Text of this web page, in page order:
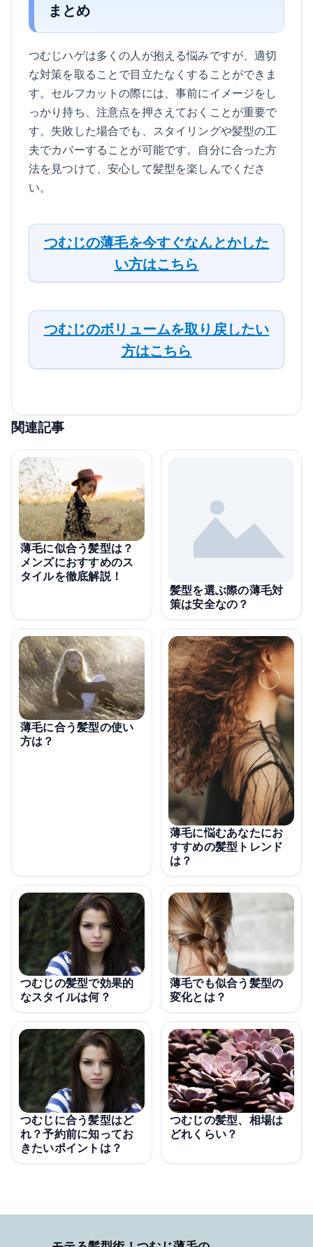
まとめ
つむじハゲは多くの人が抱える悩みですが、適切
な対策を取ることで目立たなくすることができま
す。セルフカットの際には、事前にイメージをし
っかり持ち、注意点を押さえておくことが重要で
す。失敗した場合でも、スタイリングや髪型の工
夫でカバーすることが可能です。自分に合った方
法を見つけて、安心して髪型を楽しんでくださ
い。
つむじの薄毛を今すぐなんとかした
い方はこちら
つむじのボリュームを取り戻したい
方はこちら
関連記事
薄毛に似合う髪型は？
メンズにおすすめのス
タイルを徹底解説！
髪型を選ぶ際の薄毛対
策は安全なの？
薄毛に合う髪型の使い
方は？
薄毛に悩むあなたにお
すすめの髪型トレンド
は？
つむじの髪型で効果的
なスタイルは何？
薄毛でも似合う髪型の
変化とは？
つむじに合う髪型はど
れ？予約前に知ってお
きたいポイントは？
つむじの髪型、相場は
どれくらい？